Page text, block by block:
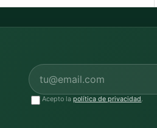
Correo electrónico
Acepto lapolítica de privacidad.